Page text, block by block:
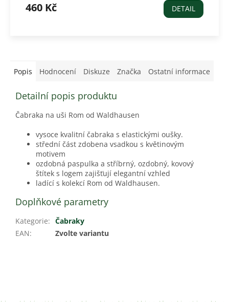
460 Kč DETAIL
Popis Hodnocení Diskuze Značka Ostatní informace
Detailní popis produktu
Čabraka na uši Rom od Waldhausen
vysoce kvalitní čabraka s elastickými oušky.
střední část zdobena vsadkou s květinovým
motivem
ozdobná paspulka a stříbrný, ozdobný, kovový
štítek s logem zajišťují elegantní vzhled
ladící s kolekcí Rom od Waldhausen.
Doplňkové parametry
Kategorie: Čabraky
EAN: Zvolte variantu